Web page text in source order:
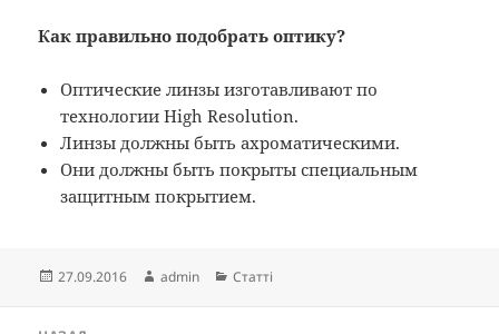
Как правильно подобрать оптику?
Оптические линзы изготавливают по
технологии High Resolution.
Линзы должны быть ахроматическими.
Они должны быть покрыты специальным
защитным покрытием.
Опубліковано
27.09.2016 Автор
admin Категорії
Статті